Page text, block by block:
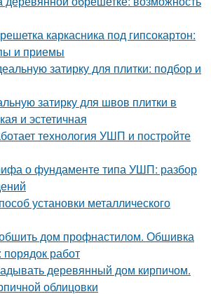
каркасника под гипсокартон:
и приемы
затирку для плитки: подбор и
затирку для швов плитки в
и эстетичная
технология УШП и постройте
о фундаменте типа УШП: разбор
установки металлического
дом профнастилом. Обшивка
работ
деревянный дом кирпичом.
облицовки